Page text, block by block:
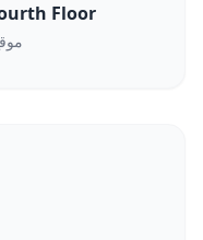
Floor